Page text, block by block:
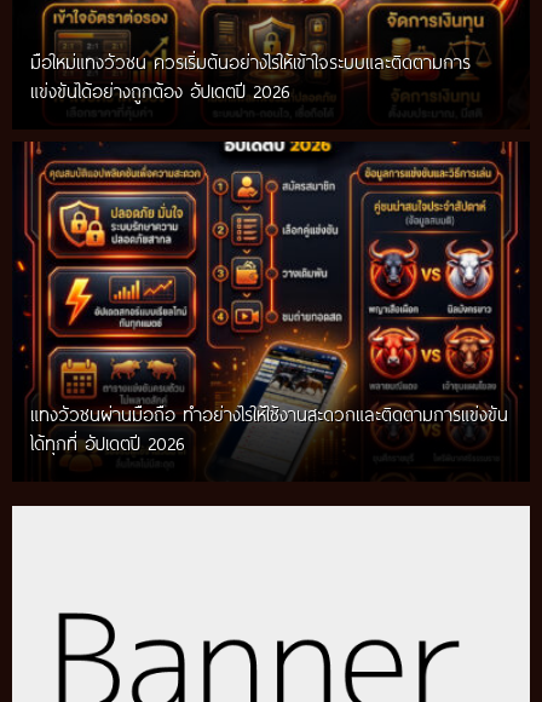
มือใหม่แทงวัวชน ควรเริ่มต้นอย่างไรให้เข้าใจระบบและติดตามการ
แข่งขันได้อย่างถูกต้อง อัปเดตปี 2026
แทงวัวชนผ่านมือถือ ทำอย่างไรให้ใช้งานสะดวกและติดตามการแข่งขัน
ได้ทุกที่ อัปเดตปี 2026